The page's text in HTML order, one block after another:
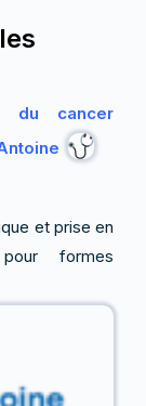
du cancer
et prise en
formes